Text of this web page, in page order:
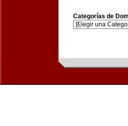
Categorías de